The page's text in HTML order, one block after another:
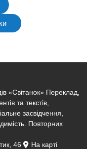
«Світанок» Переклад
та текстів,
засвідчення
Повторних
46 На карті